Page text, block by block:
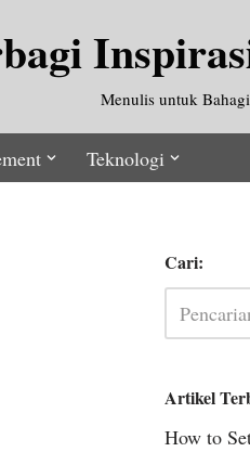
Menulis untuk
Teknologi
Cari:
Artikel
How to